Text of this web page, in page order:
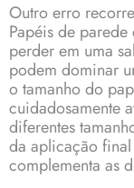
Outro erro
Papéis de
perder em uma
podem dominar
o tamanho do
cuidadosamente
diferentes
da aplicação
complementa as